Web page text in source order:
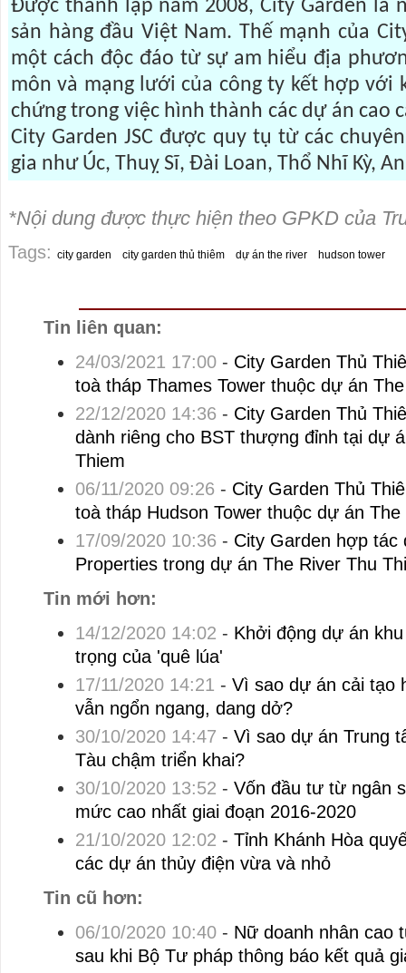
Được thành lập năm 2008, City Garden là
sản hàng đầu Việt Nam. Thế mạnh của
một cách độc đáo từ sự am hiểu địa
môn và mạng lưới của công ty kết hợp với
chứng trong việc hình thành các dự án cao
City Garden JSC được quy tụ từ các
gia như Úc, Thuỵ Sĩ, Đài Loan, Thổ Nhĩ Kỳ,
*Nội dung được thực hiện theo GPKD của
Tags: city garden city garden thủ thiêm dự án the river hudson tower
Tin liên quan:
24/03/2021 17:00- City Garden Thủ
toà tháp Thames Tower thuộc dự án
22/12/2020 14:36 - City Garden Thủ
dành riêng cho BST thượng đỉnh tại dự
Thiem
06/11/2020 09:26 - City Garden Thủ
toà tháp Hudson Tower thuộc dự án The
17/09/2020 10:36 - City Garden hợp tác
Properties trong dự án The River Thu
Tin mới hơn:
14/12/2020 14:02 - Khởi động dự án
trọng của 'quê lúa'
17/11/2020 14:21 - Vì sao dự án cải tạo
vẫn ngổn ngang, dang dở?
30/10/2020 14:47 - Vì sao dự án Trung
Tàu chậm triển khai?
30/10/2020 13:52 - Vốn đầu tư từ ngân
mức cao nhất giai đoạn 2016-2020
21/10/2020 12:02 - Tỉnh Khánh Hòa
các dự án thủy điện vừa và nhỏ
Tin cũ hơn:
06/10/2020 10:40- Nữ doanh nhân cao
sau khi Bộ Tư pháp thông báo kết quả